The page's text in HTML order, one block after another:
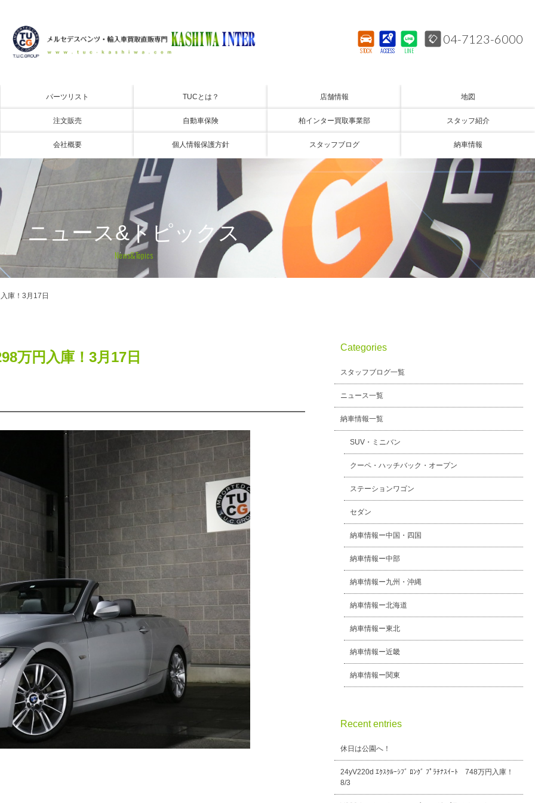
STOCK ACCESS LINE
04-7123-6000
パーツリスト TUCとは？ 店舗情報 地図
注文販売 自動車保険 柏インター買取事業部 スタッフ紹介
会社概要 個人情報保護方針 スタッフブログ 納車情報
ニュース&トピックス
News&Topics
庫！3月17日
万円入庫！3月17日
Categories
スタッフブログ一覧
ニュース一覧
納車情報一覧
SUV・ミニバン
クーペ・ハッチバック・オープン
ステーションワゴン
セダン
納車情報ー中国・四国
納車情報ー中部
納車情報ー九州・沖縄
納車情報ー北海道
納車情報ー東北
納車情報ー近畿
納車情報ー関東
Recent entries
休日は公園へ！
24yV220d ｴｸｽｸﾙｰｼﾌﾞ ﾛﾝｸﾞ ﾌﾟﾗﾁﾅｽｲｰﾄ 748万円入庫！
8/3